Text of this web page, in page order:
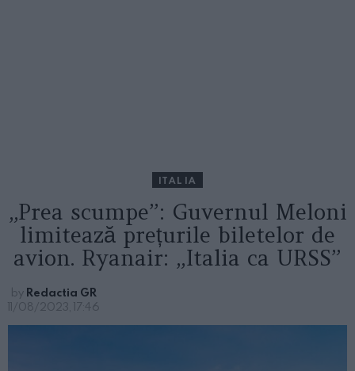
ITALIA
„Prea scumpe”: Guvernul Meloni
limitează prețurile biletelor de
avion. Ryanair: „Italia ca URSS”
by Redactia GR
11/08/2023, 17:46